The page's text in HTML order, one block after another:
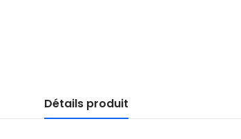
Détails produit